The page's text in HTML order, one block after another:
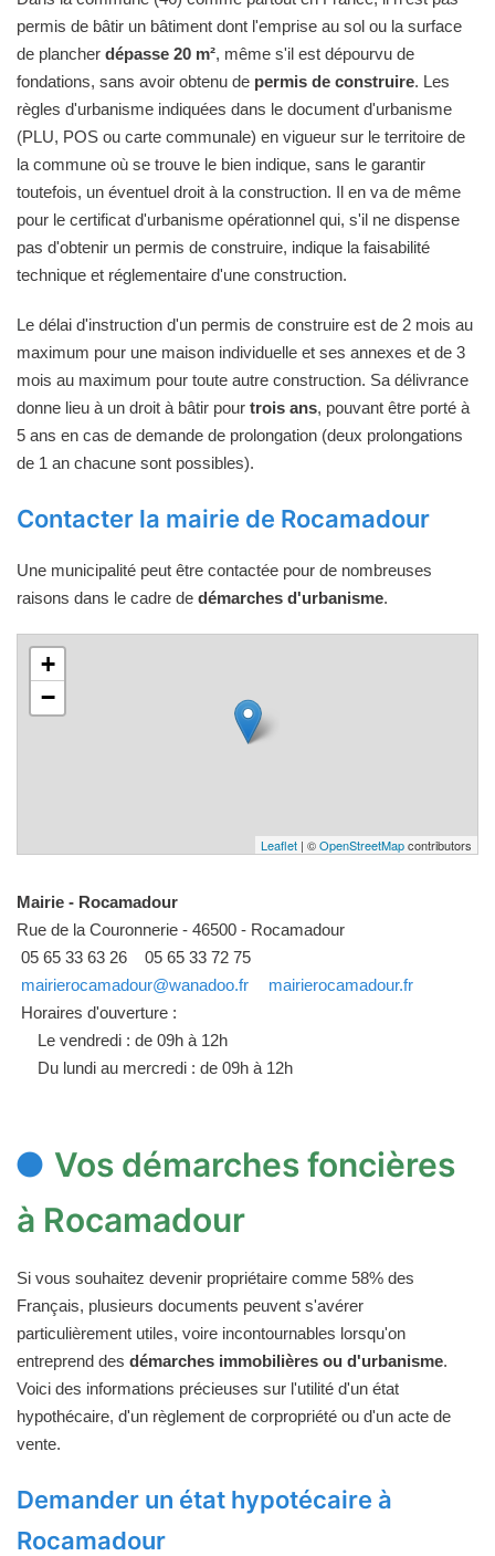
permis de bâtir un bâtiment dont l'emprise au sol ou la surface
de plancher dépasse 20 m², même s'il est dépourvu de
fondations, sans avoir obtenu de permis de construire. Les
règles d'urbanisme indiquées dans le document d'urbanisme
(PLU, POS ou carte communale) en vigueur sur le territoire de
la commune où se trouve le bien indique, sans le garantir
toutefois, un éventuel droit à la construction. Il en va de même
pour le certificat d'urbanisme opérationnel qui, s'il ne dispense
pas d'obtenir un permis de construire, indique la faisabilité
technique et réglementaire d'une construction.
Le délai d'instruction d'un permis de construire est de 2 mois au
maximum pour une maison individuelle et ses annexes et de 3
mois au maximum pour toute autre construction. Sa délivrance
donne lieu à un droit à bâtir pour trois ans, pouvant être porté à
5 ans en cas de demande de prolongation (deux prolongations
de 1 an chacune sont possibles).
Contacter la mairie de Rocamadour
Une municipalité peut être contactée pour de nombreuses
raisons dans le cadre de démarches d'urbanisme.
+
−
Leaflet | ©OpenStreetMapcontributors
Mairie - Rocamadour
Rue de la Couronnerie - 46500 - Rocamadour
05 65 33 63 26
05 65 33 72 75
mairierocamadour@wanadoo.fr
mairierocamadour.fr
Horaires d'ouverture :
Le vendredi : de 09h à 12h
Du lundi au mercredi : de 09h à 12h
Vos démarches foncières
à Rocamadour
Si vous souhaitez devenir propriétaire comme 58% des
Français, plusieurs documents peuvent s'avérer
particulièrement utiles, voire incontournables lorsqu'on
entreprend des démarches immobilières ou d'urbanisme.
Voici des informations précieuses sur l'utilité d'un état
hypothécaire, d'un règlement de corpropriété ou d'un acte de
vente.
Demander un état hypotécaire à
Rocamadour